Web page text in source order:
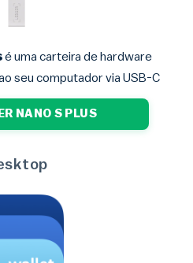
é uma carteira de hardware
seu computador via USB-C
NANO S PLUS